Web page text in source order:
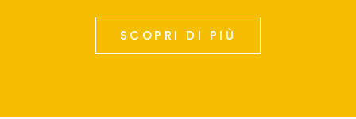
SCOPRI DI PIÙ